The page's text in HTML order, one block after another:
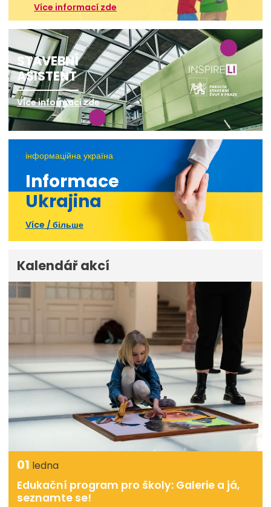
Více informací zde
STAVEBNÍ
ASISTENT
Více informací zde
інформаційна україна
Informace
Ukrajina
Více / більше
Kalendář akcí
01 ledna
Edukační program pro školy: Galerie a já,
seznamte se!